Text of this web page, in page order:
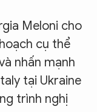
Meloni cho
cụ thể
nhấn mạnh
tại Ukraine
trình nghị